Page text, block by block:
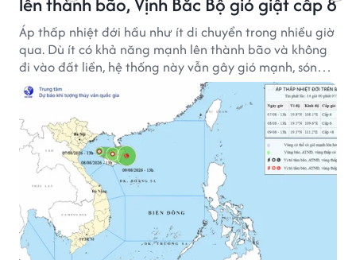
Áp thấp nhiệt đới hầu như ít di chuyển trong nhiều giờ
qua. Dù ít có khả năng mạnh lên thành bão và không
đi vào đất liền, hệ thống này vẫn gây gió mạnh, sóng
lớn trên nhiều vùng biển.